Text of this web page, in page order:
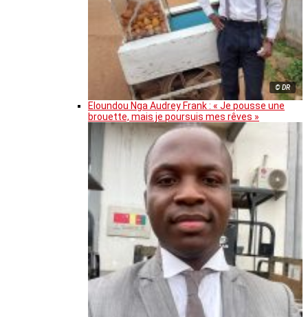
© DR
Eloundou Nga Audrey Frank : « Je pousse une
brouette, mais je poursuis mes rêves »